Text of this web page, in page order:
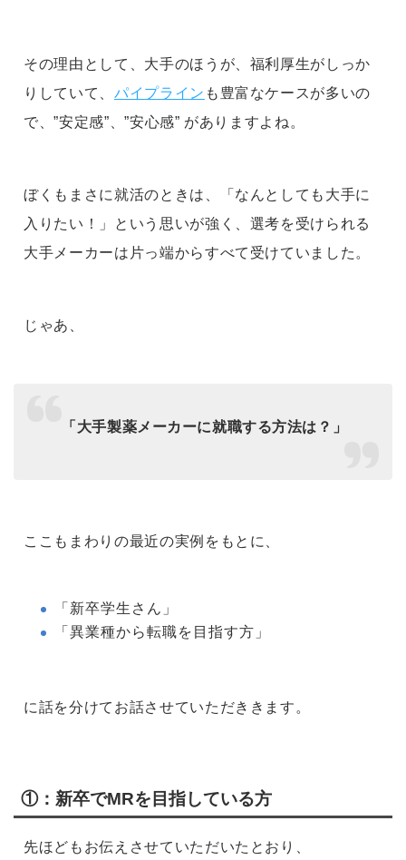
その理由として、大手のほうが、福利厚生がしっか
りしていて、パイプライン も豊富なケースが多いの
で、”安定感”、”安心感” がありますよね。
ぼくもまさに就活のときは、「なんとしても大手に
入りたい！」という思いが強く、選考を受けられる
大手メーカーは片っ端からすべて受けていました。
じゃあ、
「大手製薬メーカーに就職する方法は？」
ここもまわりの最近の実例をもとに、
「新卒学生さん」
「異業種から転職を目指す方」
に話を分けてお話させていただききます。
①：新卒でMRを目指している方
先ほどもお伝えさせていただいたとおり、